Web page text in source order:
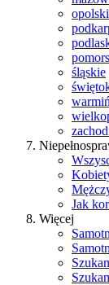
śląskie
Jak
Więcej